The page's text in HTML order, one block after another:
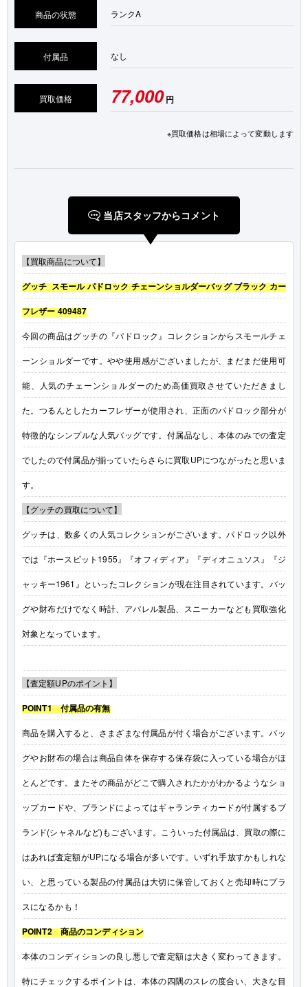
商品の状態 ランクA
付属品 なし
買取価格 77,000 円
※買取価格は相場によって変動します
当店スタッフからコメント
【買取商品について】
グッチ スモール パドロック チェーンショルダーバッグ ブラック カー
フレザー 409487
今回の商品はグッチの『パドロック』コレクションからスモールチェ
ーンショルダーです。やや使用感がございましたが、まだまだ使用可
能、人気のチェーンショルダーのため高価買取させていただきまし
た。つるんとしたカーフレザーが使用され、正面のパドロック部分が
特徴的なシンプルな人気バッグです。付属品なし、本体のみでの査定
でしたので付属品が揃っていたらさらに買取UPにつながったと思いま
す。
【グッチの買取について】
グッチは、数多くの人気コレクションがございます。パドロック以外
では『ホースビット1955』『オフィディア』『ディオニュソス』『ジ
ャッキー1961』といったコレクションが現在注目されています。バッ
グや財布だけでなく時計、アパレル製品、スニーカーなども買取強化
対象となっています。
【査定額UPのポイント】
POINT1 付属品の有無
商品を購入すると、さまざまな付属品が付く場合がございます。バッ
グやお財布の場合は商品自体を保存する保存袋に入っている場合がほ
とんどです。またその商品がどこで購入されたかがわかるようなショ
ップカードや、ブランドによってはギャランティカードが付属するブ
ランド(シャネルなど)もございます。こういった付属品は、買取の際に
はあれば査定額がUPになる場合が多いです。いずれ手放すかもしれな
い、と思っている製品の付属品は大切に保管しておくと売却時にプラ
スになるかも！
POINT2 商品のコンディション
本体のコンディションの良し悪しで査定額は大きく変わってきます。
特にチェックするポイントは、本体の四隅のスレの度合い、大きな目